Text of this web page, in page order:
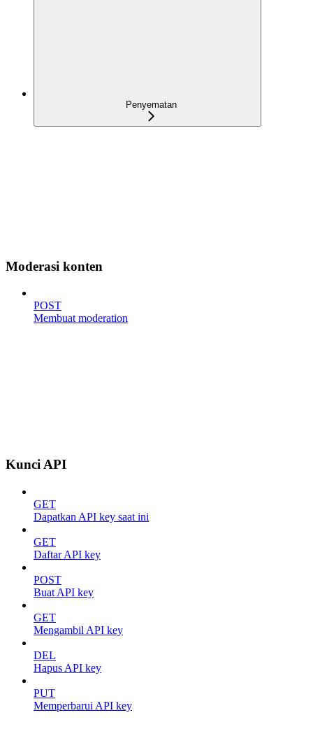
Penyematan
Moderasi konten
POST
Membuat moderation
Kunci API
GET
Dapatkan API key saat ini
GET
Daftar API key
POST
Buat API key
GET
Mengambil API key
DEL
Hapus API key
PUT
Memperbarui API key